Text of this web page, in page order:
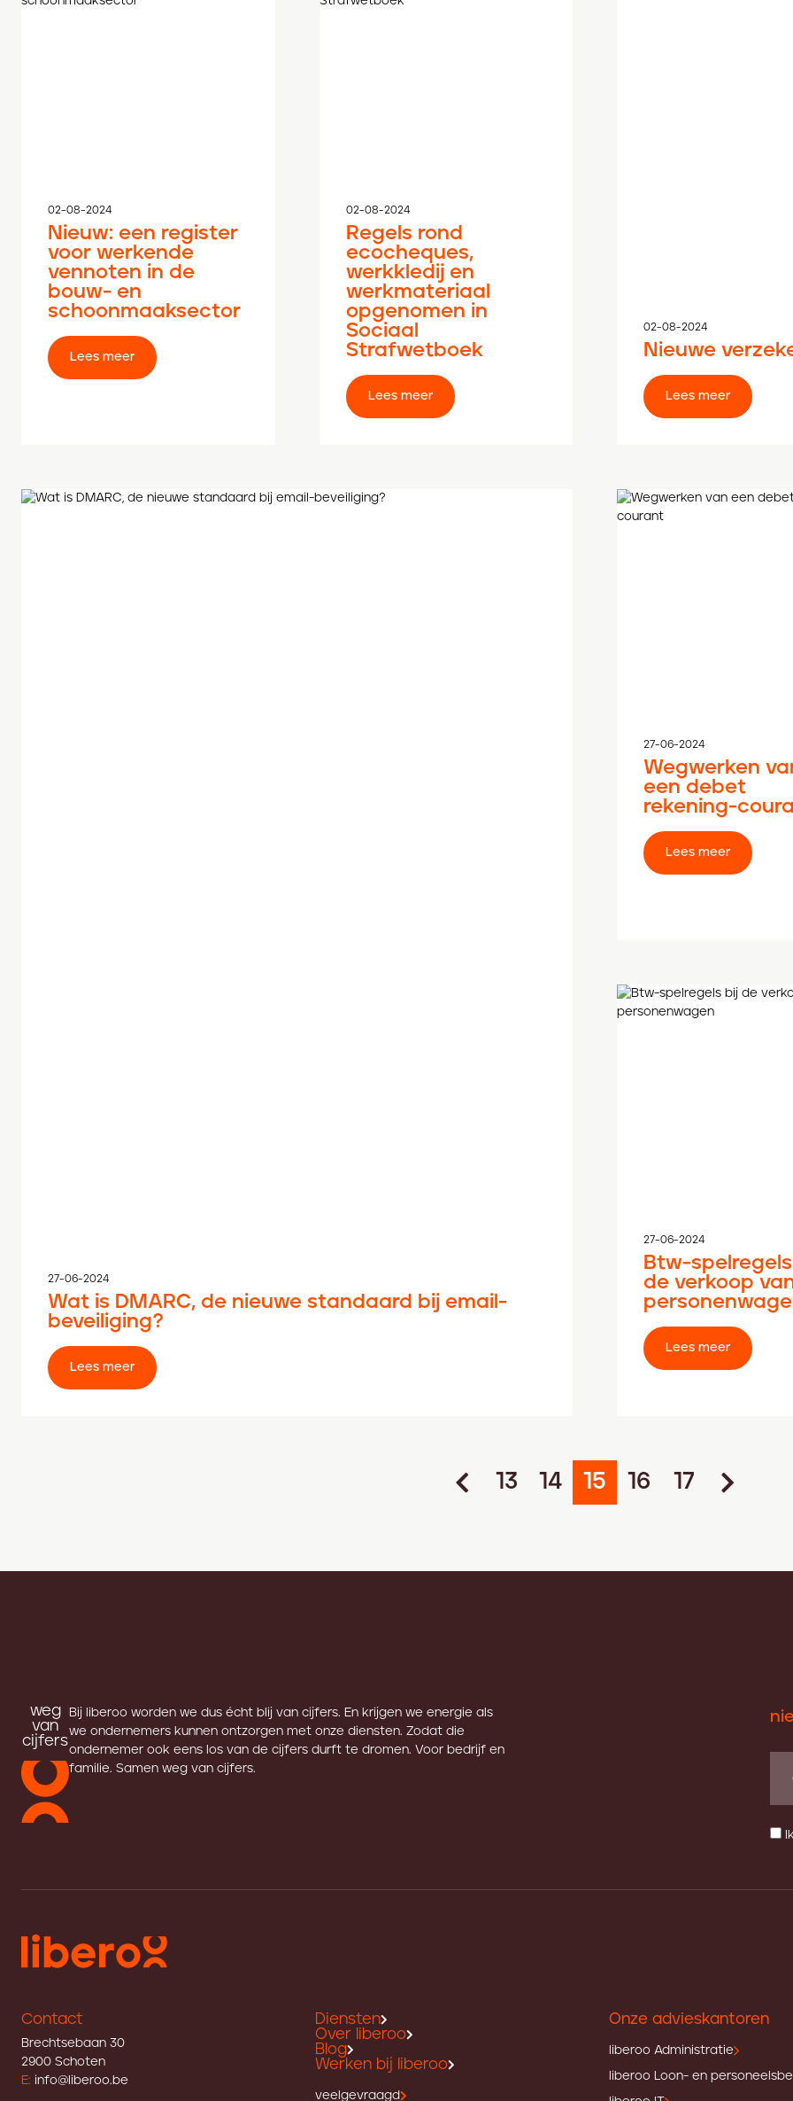
02-08-2024
Nieuw: een register
voor werkende
vennoten in de
bouw- en
schoonmaaksector
Lees meer
02-08-2024
Regels rond
ecocheques,
werkkledij en
werkmateriaal
opgenomen in
Sociaal
Strafwetboek
Lees meer
02-08-2024
Nieuwe
Lees meer
27-06-2024
Wat is DMARC, de nieuwe standaard bij email-
beveiliging?
Lees meer
27-06-2024
Wegwerken
een debet
rekening-
Lees meer
27-06-2024
Btw-
de verkoop
Lees meer
13 14 15 16 17
weg
van
cijfers
Bij liberoo worden we dus écht blij van cijfers. En krijgen we energie als
we ondernemers kunnen ontzorgen met onze diensten. Zodat die
ondernemer ook eens los van de cijfers durft te dromen. Voor bedrijf en
familie. Samen weg van cijfers.
Contact
Brechtsebaan 30
2900 Schoten
E: info@liberoo.be
Diensten
Over liberoo
Blog
Werken bij liberoo
veelgevraagd
Onze advieskantoren
liberoo Administratie
liberoo Loon- en